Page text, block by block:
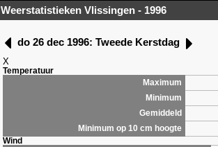
Weerstatistieken Vlissingen - 1996
do 26 dec 1996: Tweede Kerstdag
X
Temperatuur
Maximum
Minimum
Gemiddeld
Minimum op 10 cm hoogte
Wind